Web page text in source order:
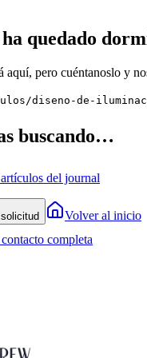
ha quedado
aquí, pero cuéntanoslo y
diseno-de-
buscando…
del journal
Volver al inicio
completa